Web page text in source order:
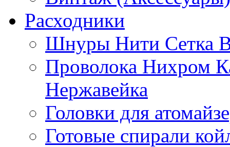
Расходники
Шнуры Нити Сетка
Проволока Нихром
Нержавейка
Головки для
Готовые спирали